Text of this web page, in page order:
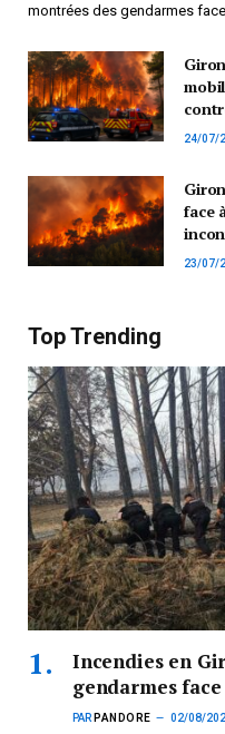
montrées des gendarmes
24/07/
face
23/07/
Top Trending
Incendies en
gendarmes
PAR PANDORE 02/08/